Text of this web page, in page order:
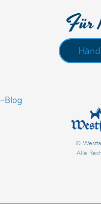
Blog
Für
©
Alle